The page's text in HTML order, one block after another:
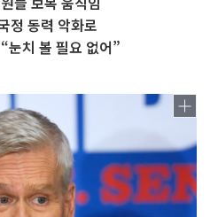
정 동력 악화로
눈치 볼 필요 없어”